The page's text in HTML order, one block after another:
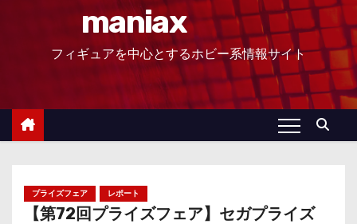
maniax
フィギュアを中心とするホビー系情報サイト
プライズフェア レポート
【第72回プライズフェア】セガプライズ